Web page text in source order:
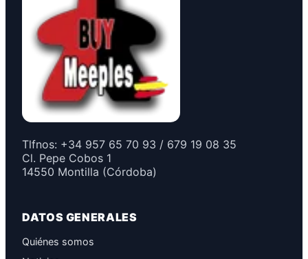
Tlfnos: +34 957 65 70 93 / 679 19 08 35
Cl. Pepe Cobos 1
14550 Montilla (Córdoba)
DATOS GENERALES
Quiénes somos